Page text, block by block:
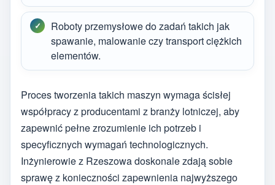
Roboty przemysłowe do zadań takich jak
spawanie, malowanie czy transport ciężkich
elementów.
Proces tworzenia takich maszyn wymaga ścisłej
współpracy z producentami z branży lotniczej, aby
zapewnić pełne zrozumienie ich potrzeb i
specyficznych wymagań technologicznych.
Inżynierowie z Rzeszowa doskonale zdają sobie
sprawę z konieczności zapewnienia najwyższego